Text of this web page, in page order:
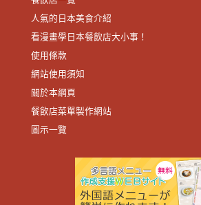
人氣的日本美食介紹
看漫畫學日本餐飲店大小事！
使用條款
網站使用須知
關於本網頁
餐飲店菜單製作網站
圖示一覽